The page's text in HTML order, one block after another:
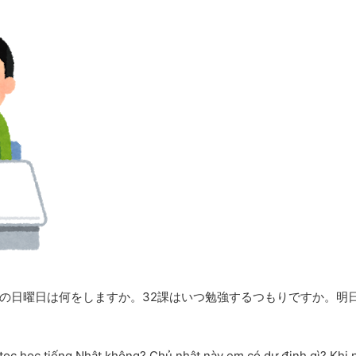
日曜日は何をしますか。32課はいつ勉強するつもりですか。明